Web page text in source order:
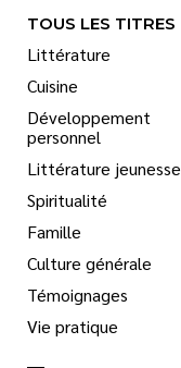
TOUS LES TITRES
Littérature
Cuisine
Développement
personnel
Littérature jeunesse
Spiritualité
Famille
Culture générale
Témoignages
Vie pratique